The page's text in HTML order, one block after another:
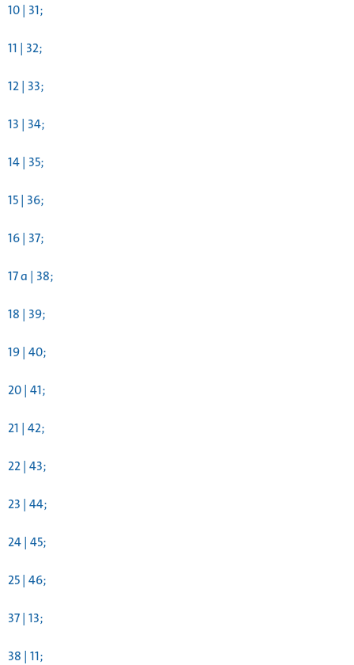
10 | 31;
11 | 32;
12 | 33;
13 | 34;
14 | 35;
15 | 36;
16 | 37;
17 a | 38;
18 | 39;
19 | 40;
20 | 41;
21 | 42;
22 | 43;
23 | 44;
24 | 45;
25 | 46;
37 | 13;
38 | 11;